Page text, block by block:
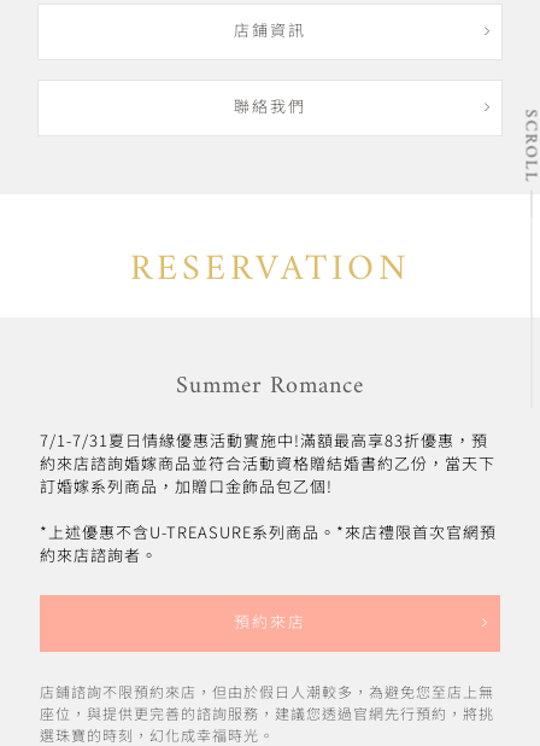
店鋪資訊
聯絡我們
RESERVATION
Summer Romance
7/1-7/31夏日情緣優惠活動實施中!滿額最高享83折優惠，預
約來店諮詢婚嫁商品並符合活動資格贈結婚書約乙份，當天下
訂婚嫁系列商品，加贈口金飾品包乙個!
*上述優惠不含U-TREASURE系列商品。*來店禮限首次官網預
約來店諮詢者。
預約來店
店鋪諮詢不限預約來店，但由於假日人潮較多，為避免您至店上無
座位，與提供更完善的諮詢服務，建議您透過官網先行預約，將挑
選珠寶的時刻，幻化成幸福時光。